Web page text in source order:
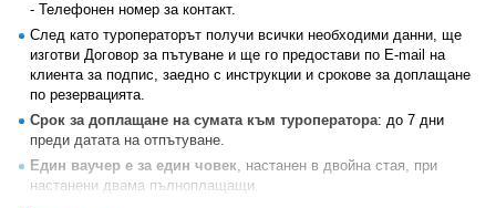
- Телефонен номер за контакт.
След като туроператорът получи всички необходими данни, ще
изготви Договор за пътуване и ще го предостави по E-mail на
клиента за подпис, заедно с инструкции и срокове за доплащане
по резервацията.
Срок за доплащане на сумата към туроператора: до 7 дни
преди датата на отпътуване.
Един ваучер е за един човек, настанен в двойна стая, при
настанени двама пълноплащащи.